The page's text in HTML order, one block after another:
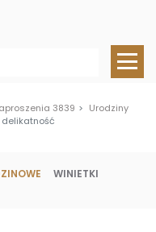
3839
Urodziny
WINIETKI